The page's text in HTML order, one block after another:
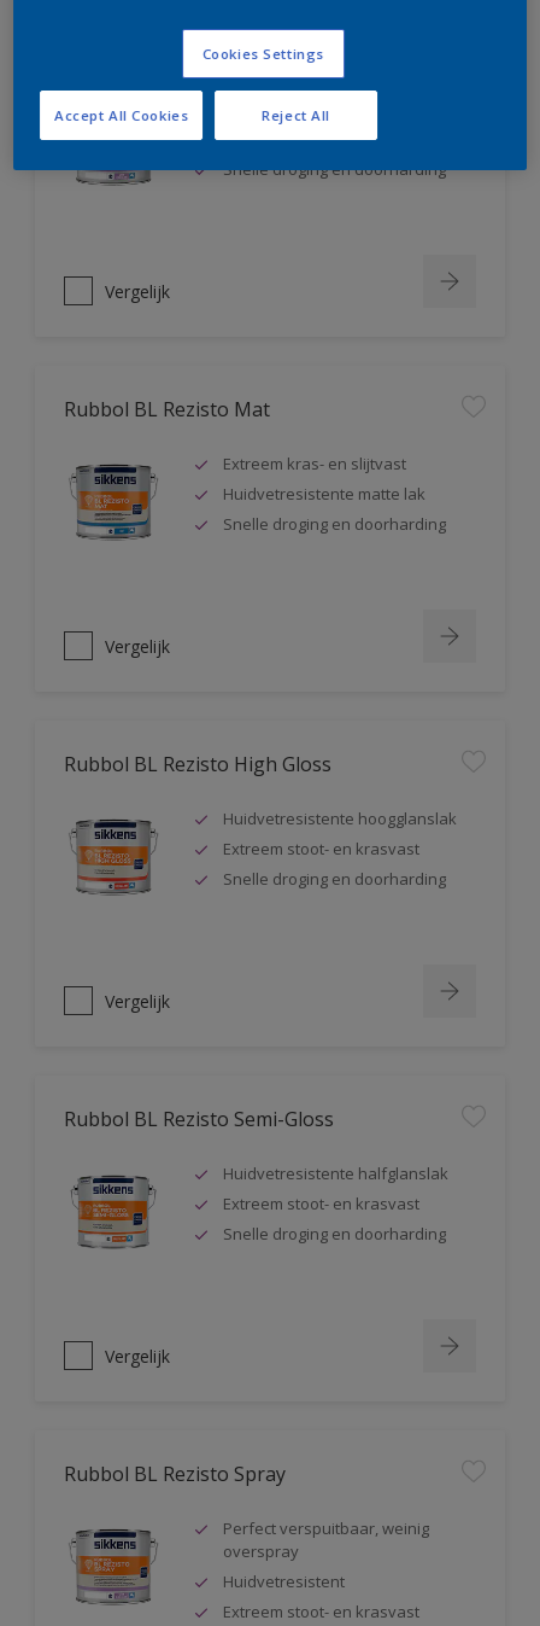
Rubbol BL Rezisto Satin
Extreem kras- en slijtvast
Huidvetresistente zijdeglanslak
Snelle droging en doorharding
Vergelijk
Rubbol BL Rezisto Mat
Extreem kras- en slijtvast
Huidvetresistente matte lak
Snelle droging en doorharding
Vergelijk
Rubbol BL Rezisto High Gloss
Huidvetresistente hoogglanslak
Extreem stoot- en krasvast
Snelle droging en doorharding
Vergelijk
Rubbol BL Rezisto Semi-Gloss
Huidvetresistente halfglanslak
Extreem stoot- en krasvast
Snelle droging en doorharding
Vergelijk
Rubbol BL Rezisto Spray
Perfect verspuitbaar, weinig
overspray
Huidvetresistent
Extreem stoot- en krasvast
Cookies Settings
Reject All
Accept All Cookies